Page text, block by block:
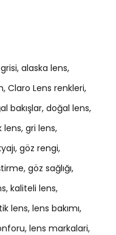
alaska lens
Claro Lens renkleri
bakışlar doğal lens
lens gri lens
göz rengi
göz sağlığı
kaliteli lens
lens lens bakımı
lens markalari